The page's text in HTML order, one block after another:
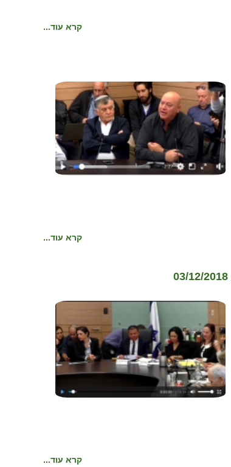
קרא עוד...
קרא עוד...
קרא עוד...